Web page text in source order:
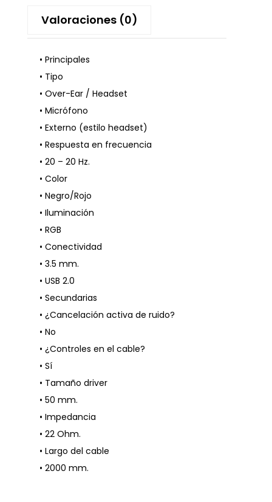
Valoraciones (0)
• Principales
• Tipo
• Over-Ear / Headset
• Micrófono
• Externo (estilo headset)
• Respuesta en frecuencia
• 20 – 20 Hz.
• Color
• Negro/Rojo
• Iluminación
• RGB
• Conectividad
• 3.5 mm.
• USB 2.0
• Secundarias
• ¿Cancelación activa de ruido?
• No
• ¿Controles en el cable?
• Sí
• Tamaño driver
• 50 mm.
• Impedancia
• 22 Ohm.
• Largo del cable
• 2000 mm.